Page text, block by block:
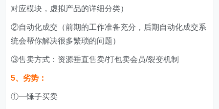
对应模块，虚拟产品的详细分类）
②自动化成交（前期的工作准备充分，后期自动化成交系
统会帮你解决很多繁琐的问题）
③售卖方式：资源垂直售卖/打包卖会员/裂变机制
5、劣势：
①一锤子买卖